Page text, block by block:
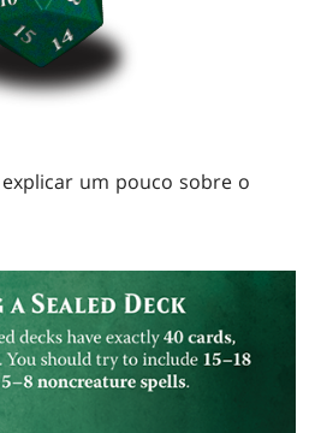
um pouco sobre o